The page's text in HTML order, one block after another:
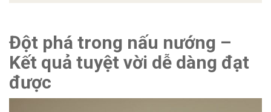
Đột phá trong nấu nướng –
Kết quả tuyệt vời dễ dàng đạt
được